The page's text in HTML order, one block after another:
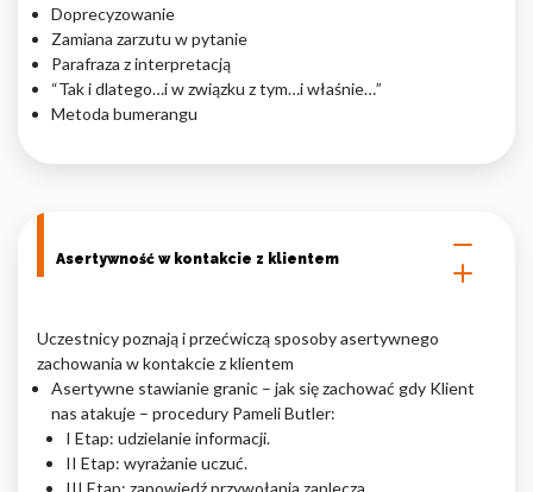
Doprecyzowanie
Zamiana zarzutu w pytanie
Parafraza z interpretacją
“Tak i dlatego…i w związku z tym…i właśnie…”
Metoda bumerangu
Asertywność w kontakcie z klientem
Uczestnicy poznają i przećwiczą sposoby asertywnego
zachowania w kontakcie z klientem
Asertywne stawianie granic – jak się zachować gdy Klient
nas atakuje – procedury Pameli Butler:
I Etap: udzielanie informacji.
II Etap: wyrażanie uczuć.
III Etap: zapowiedź przywołania zaplecza.